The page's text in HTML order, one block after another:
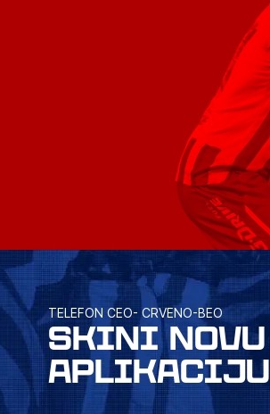
TELEFON CEO- CRVENO-BEO
SKINI NOVU
APLIKACIJU